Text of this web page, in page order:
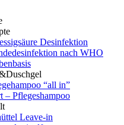
Desinfektion
nach WHO
“all in”
– Pflegeshampoo
Leave-in